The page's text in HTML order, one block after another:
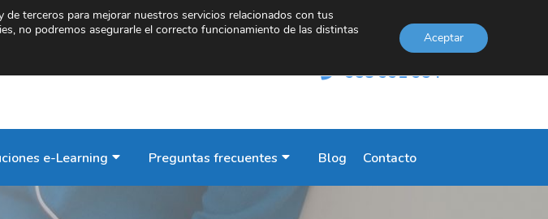
INFORMACIÓN
958 991 954
e-Learning Preguntas frecuentes Blog Contacto
terceros para mejorar nuestros servicios relacionados con tus
no podremos asegurarle el correcto funcionamiento de las distintas
Aceptar